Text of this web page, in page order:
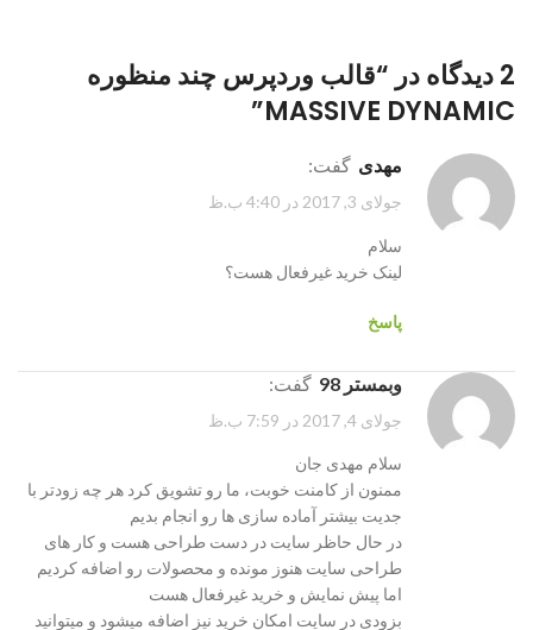
2 دیدگاه در “
قالب وردپرس چند منظوره
MASSIVE DYNAMIC
”
مهدی گفت:
جولای 3, 2017 در 4:40 ب.ظ
سلام
لینک خرید غیرفعال هست؟
پاسخ
وبمستر 98 گفت:
جولای 4, 2017 در 7:59 ب.ظ
سلام مهدی جان
ممنون از کامنت خوبت، ما رو تشویق کرد هر چه زودتر با
جدیت بیشتر آماده سازی ها رو انجام بدیم
در حال حاظر سایت در دست طراحی هست و کار های
طراحی سایت هنوز مونده و محصولات رو اضافه کردیم
اما پیش نمایش و خرید غیرفعال هست
بزودی در سایت امکان خرید نیز اضافه میشود و میتوانید